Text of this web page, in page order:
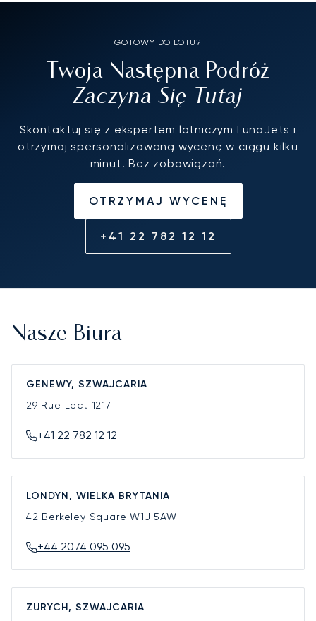
GOTOWY DO LOTU?
Twoja Następna Podróż
Zaczyna Się Tutaj
Skontaktuj się z ekspertem lotniczym LunaJets i
otrzymaj spersonalizowaną wycenę w ciągu kilku
minut. Bez zobowiązań.
OTRZYMAJ WYCENĘ
+41 22 782 12 12
Nasze Biura
GENEWY, SZWAJCARIA
29 Rue Lect 1217
+41 22 782 12 12
LONDYN, WIELKA BRYTANIA
42 Berkeley SquareW1J 5AW
+44 2074 095 095
ZURYCH, SZWAJCARIA